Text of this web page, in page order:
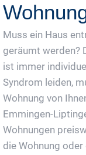
Muss ein Haus
geräumt werden?
ist immer
Syndrom leiden,
Wohnung von
Emmingen-
Wohnungen
die Wohnung